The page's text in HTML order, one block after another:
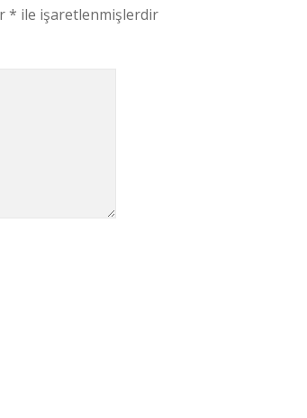
* ile işaretlenmişlerdir